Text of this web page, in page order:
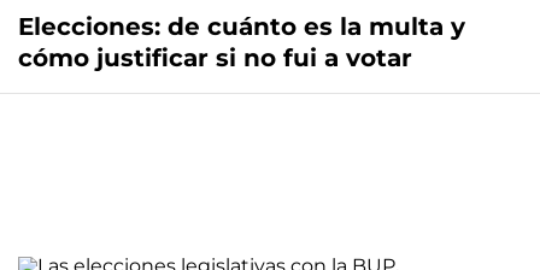
Elecciones: de cuánto es la multa y
cómo justificar si no fui a votar